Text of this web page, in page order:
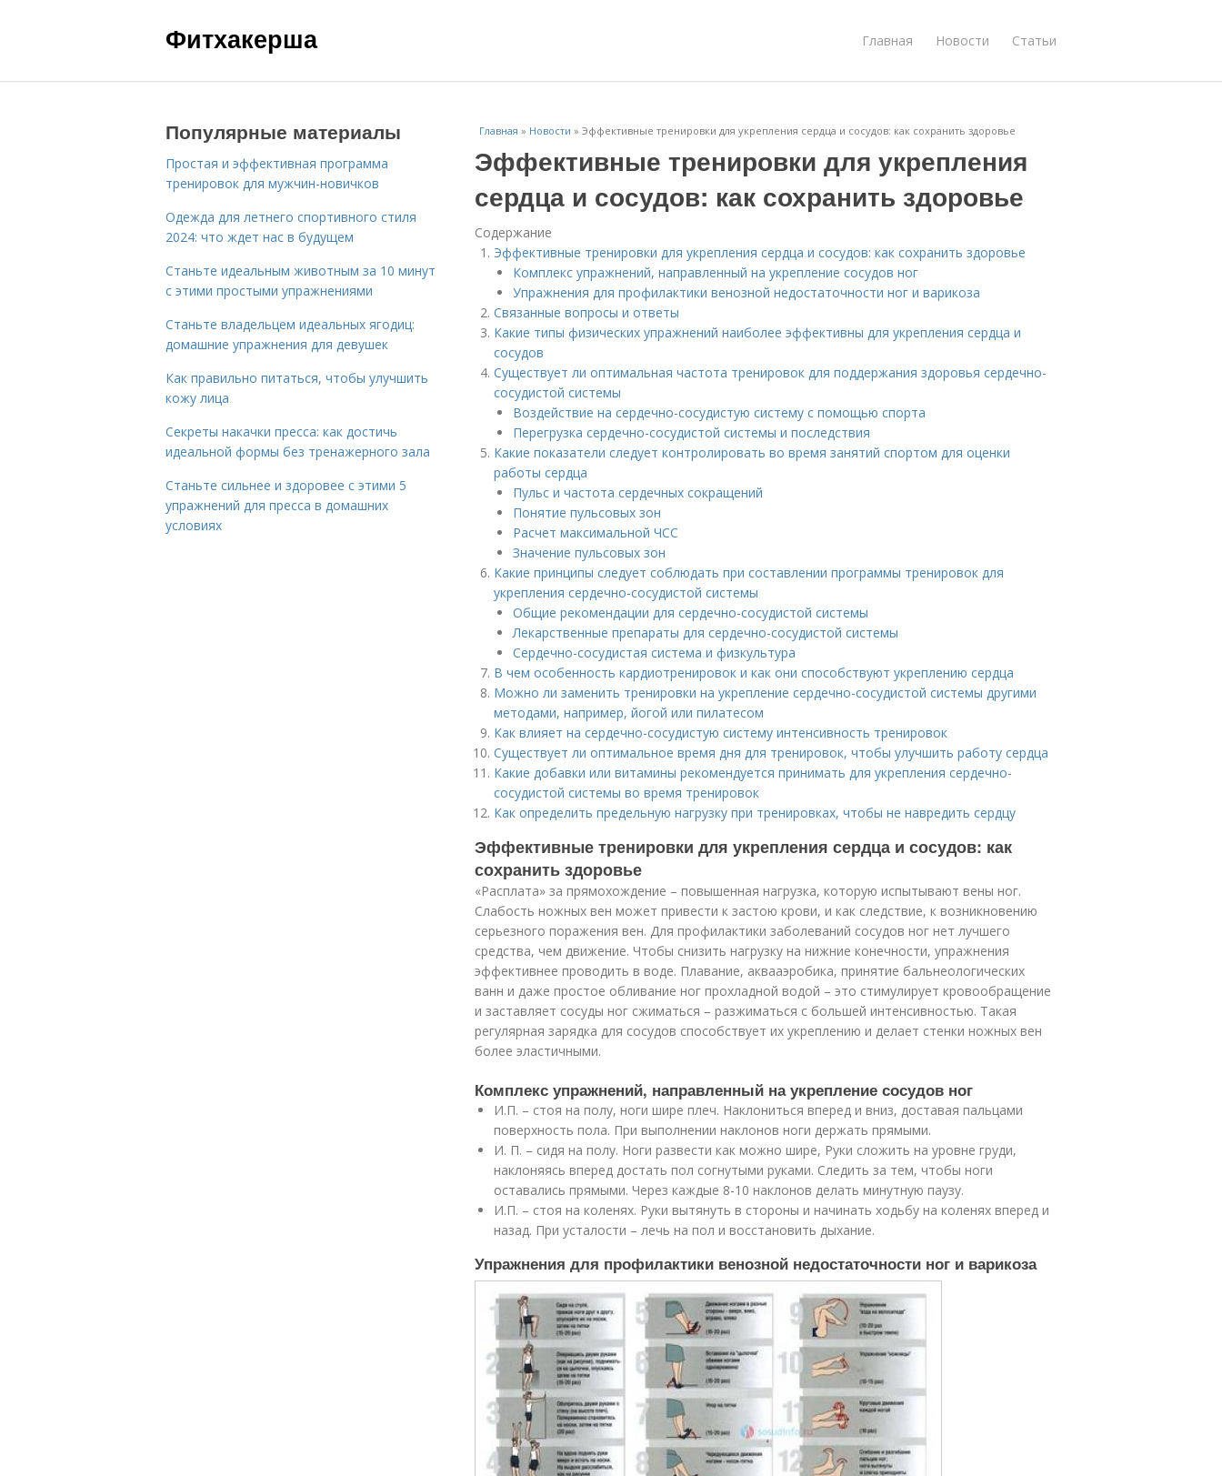
Фитхакерша Главная Новости Статьи
Главная » Новости » Эффективные тренировки для укрепления сердца и сосудов: как сохранить здоровье
Эффективные тренировки для укрепления
сердца и сосудов: как сохранить здоровье
Содержание
Эффективные тренировки для укрепления сердца и сосудов: как сохранить здоровье
Комплекс упражнений, направленный на укрепление сосудов ног
Упражнения для профилактики венозной недостаточности ног и варикоза
Связанные вопросы и ответы
Какие типы физических упражнений наиболее эффективны для укрепления сердца и
сосудов
Существует ли оптимальная частота тренировок для поддержания здоровья сердечно-
сосудистой системы
Воздействие на сердечно-сосудистую систему с помощью спорта
Перегрузка сердечно-сосудистой системы и последствия
Какие показатели следует контролировать во время занятий спортом для оценки
работы сердца
Пульс и частота сердечных сокращений
Понятие пульсовых зон
Расчет максимальной ЧСС
Значение пульсовых зон
Какие принципы следует соблюдать при составлении программы тренировок для
укрепления сердечно-сосудистой системы
Общие рекомендации для сердечно-сосудистой системы
Лекарственные препараты для сердечно-сосудистой системы
Сердечно-сосудистая система и физкультура
В чем особенность кардиотренировок и как они способствуют укреплению сердца
Можно ли заменить тренировки на укрепление сердечно-сосудистой системы другими
методами, например, йогой или пилатесом
Как влияет на сердечно-сосудистую систему интенсивность тренировок
Существует ли оптимальное время дня для тренировок, чтобы улучшить работу сердца
Какие добавки или витамины рекомендуется принимать для укрепления сердечно-
сосудистой системы во время тренировок
Как определить предельную нагрузку при тренировках, чтобы не навредить сердцу
Эффективные тренировки для укрепления сердца и сосудов: как
сохранить здоровье
«Расплата» за прямохождение – повышенная нагрузка, которую испытывают вены ног.
Слабость ножных вен может привести к застою крови, и как следствие, к возникновению
серьезного поражения вен. Для профилактики заболеваний сосудов ног нет лучшего
средства, чем движение. Чтобы снизить нагрузку на нижние конечности, упражнения
эффективнее проводить в воде. Плавание, аквааэробика, принятие бальнеологических
ванн и даже простое обливание ног прохладной водой – это стимулирует кровообращение
и заставляет сосуды ног сжиматься – разжиматься с большей интенсивностью. Такая
регулярная зарядка для сосудов способствует их укреплению и делает стенки ножных вен
более эластичными.
Комплекс упражнений, направленный на укрепление сосудов ног
И.П. – стоя на полу, ноги шире плеч. Наклониться вперед и вниз, доставая пальцами
поверхность пола. При выполнении наклонов ноги держать прямыми.
И. П. – сидя на полу. Ноги развести как можно шире, Руки сложить на уровне груди,
наклоняясь вперед достать пол согнутыми руками. Следить за тем, чтобы ноги
оставались прямыми. Через каждые 8-10 наклонов делать минутную паузу.
И.П. – стоя на коленях. Руки вытянуть в стороны и начинать ходьбу на коленях вперед и
назад. При усталости – лечь на пол и восстановить дыхание.
Упражнения для профилактики венозной недостаточности ног и варикоза
Популярные материалы
Простая и эффективная программа
тренировок для мужчин-новичков
Одежда для летнего спортивного стиля
2024: что ждет нас в будущем
Станьте идеальным животным за 10 минут
с этими простыми упражнениями
Станьте владельцем идеальных ягодиц:
домашние упражнения для девушек
Как правильно питаться, чтобы улучшить
кожу лица
Секреты накачки пресса: как достичь
идеальной формы без тренажерного зала
Станьте сильнее и здоровее с этими 5
упражнений для пресса в домашних
условиях